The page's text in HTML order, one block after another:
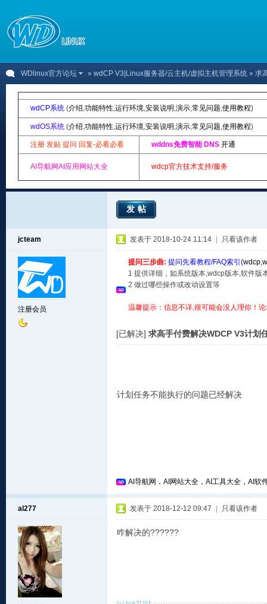
WDlinux官方论坛 » wdCP V3|Linux服务器/云主机/虚拟主机管理系统 » 求
wdCP系统 (介绍,功能特性,运行环境,安装说明 ,演示,常见问题,使用教程)
wdOS系统 (介绍,功能特性,运行环境,安装说明 ,演示,常见问题,使用教程)
注册 发贴 提问 回复-必看必看 wddns免费智能 DNS 开通
AI导航网AI应用网站大全 wdcp官方技术支持/服务
发帖
jcteam
注册会员
发表于 2018-10-24 11:14 只看该作者
提问三步曲: 提问先看教程/FAQ索引(wdcp,
1 提供详细，如系统版本,wdcp版本,软件版
2 做过哪些操作或改动设置等
温馨提示：信息不详,很可能会没人理你！
[已解决] 求高手付费解决WDCP V3计划
计划任务不能执行的问题已经解决
AI导航网，AI网站大全，AI工具大全，AI软
al277 发表于 2018-12-12 09:47 只看该作者
咋解决的??????